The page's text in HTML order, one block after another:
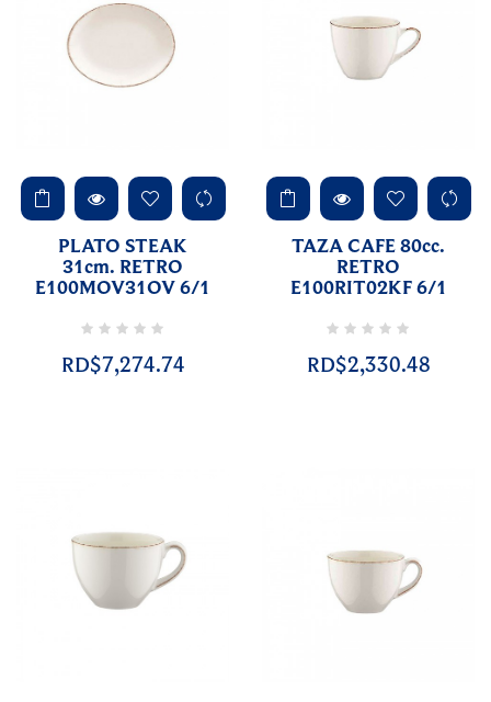
PLATO STEAK
31cm. RETRO
E100MOV31OV 6/1
RD$7,274.74
TAZA CAFE 80cc.
RETRO
E100RIT02KF 6/1
RD$2,330.48